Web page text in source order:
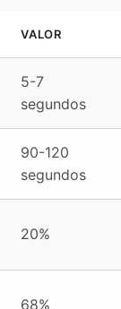
VALOR
5-7
segundos
90-120
segundos
20%
68%